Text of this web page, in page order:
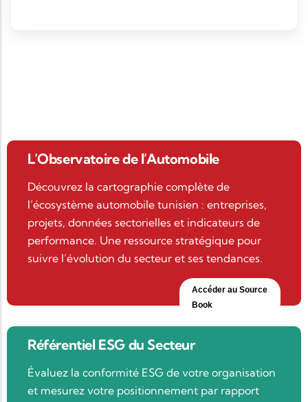
L’Observatoire de l’Automobile
Découvrez la cartographie complète de
l’écosystème automobile tunisien : entreprises,
projets, données sectorielles et indicateurs de
performance. Une ressource stratégique pour
suivre l’évolution du secteur et ses tendances.
Accéder au Source
Book
Référentiel ESG du Secteur
Évaluez la conformité ESG de votre organisation
et mesurez votre positionnement par rapport